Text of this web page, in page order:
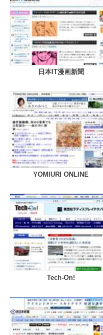
日本IT漫画新聞
YOMIURI ONLINE
Tech-On!